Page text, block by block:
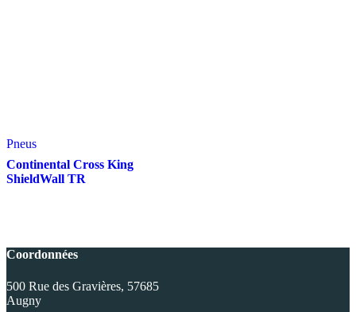
Pneus
Continental Cross King
ShieldWall TR
Coordonnées
500 Rue des Gravières, 57685
Augny